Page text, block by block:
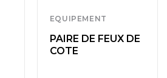
EQUIPEMENT
PAIRE DE FEUX DE
COTE